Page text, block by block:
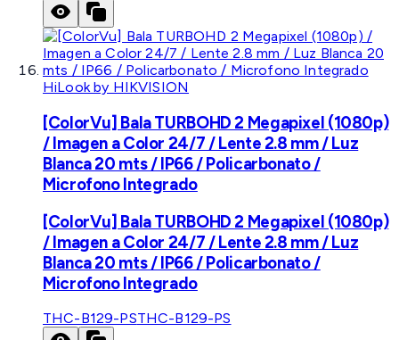
HiLook by HIKVISION
[ColorVu] Bala TURBOHD 2 Megapixel (1080p)
/ Imagen a Color 24/7 / Lente 2.8 mm / Luz
Blanca 20 mts / IP66 / Policarbonato /
Microfono Integrado
[ColorVu] Bala TURBOHD 2 Megapixel (1080p)
/ Imagen a Color 24/7 / Lente 2.8 mm / Luz
Blanca 20 mts / IP66 / Policarbonato /
Microfono Integrado
THC-B129-PSTHC-B129-PS